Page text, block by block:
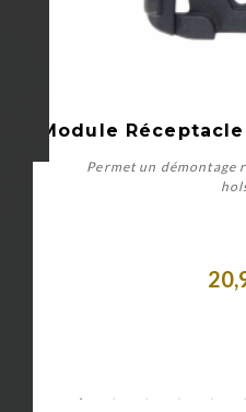
Permet un démontage